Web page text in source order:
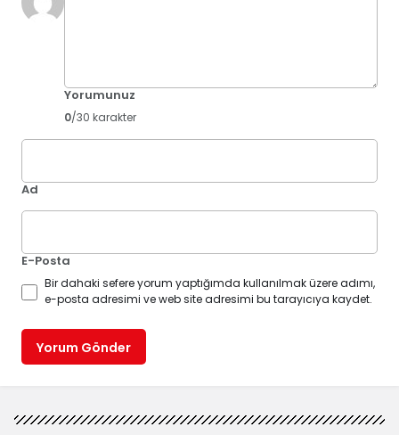
Yorumunuz
0/30 karakter
Ad
E-Posta
Bir dahaki sefere yorum yaptığımda kullanılmak üzere adımı,
e-posta adresimi ve web site adresimi bu tarayıcıya kaydet.
Yorum Gönder